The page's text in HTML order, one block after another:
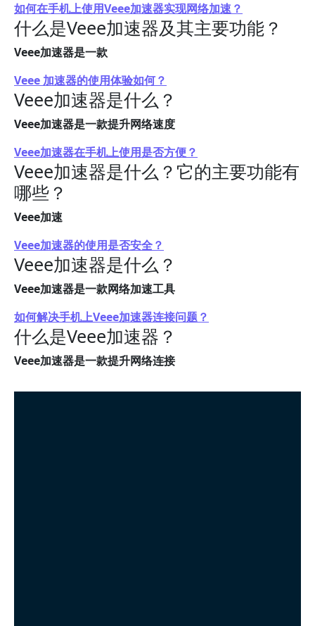
如何在手机上使用Veee加速器实现网络加速？
什么是Veee加速器及其主要功能？
Veee加速器是一款
Veee 加速器的使用体验如何？
Veee加速器是什么？
Veee加速器是一款提升网络速度
Veee加速器在手机上使用是否方便？
Veee加速器是什么？它的主要功能有
哪些？
Veee加速
Veee加速器的使用是否安全？
Veee加速器是什么？
Veee加速器是一款网络加速工具
如何解决手机上Veee加速器连接问题？
什么是Veee加速器？
Veee加速器是一款提升网络连接